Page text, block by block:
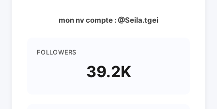
mon nv compte : @Seila.tgei
FOLLOWERS
39.2K